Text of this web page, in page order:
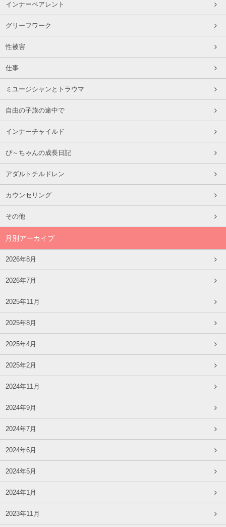
インナーペアレント
グリーフワーク
性被害
仕事
ミユージシャンとトラウマ
自由の子旅の途中で
インナーチャイルド
ぴ～ちゃんの成長日記
アダルトチルドレン
カウンセリング
その他
月別アーカイブ
2026年8月
2026年7月
2025年11月
2025年8月
2025年4月
2025年2月
2024年11月
2024年9月
2024年7月
2024年6月
2024年5月
2024年1月
2023年11月